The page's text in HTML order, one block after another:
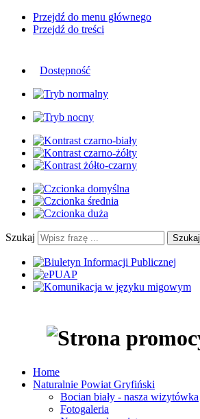
Przejdź do menu głównego
Przejdź do treści
Dostępność
Szukaj Szukaj
Home
Naturalnie Powiat Gryfiński
Bocian biały - nasza wizytówka
Fotogaleria